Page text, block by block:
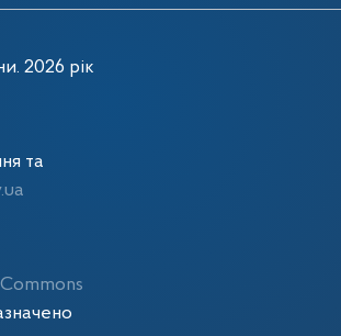
2026 рік
та